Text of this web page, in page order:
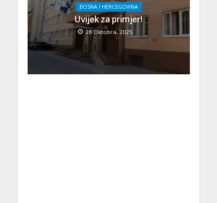
BOSNA I HERCEGOVINA
Uvijek za primjer!
28 Oktobra, 2025